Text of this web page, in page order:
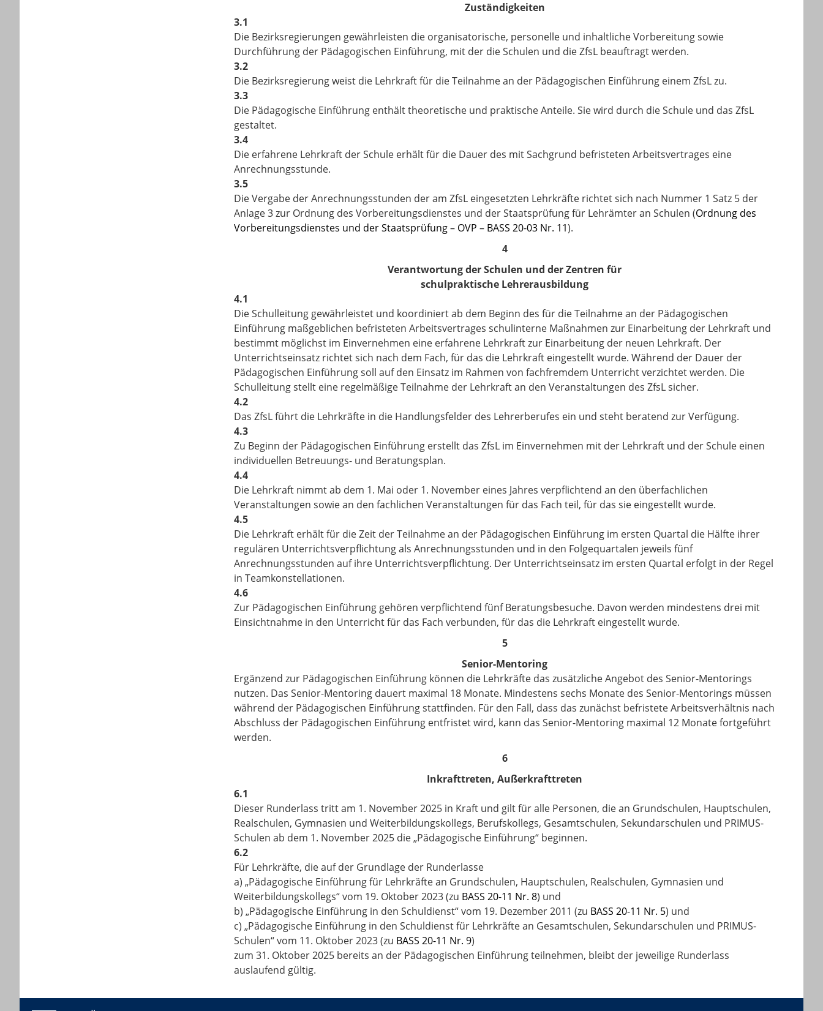
Zuständigkeiten
3.1
Die Bezirksregierungen gewährleisten die organisatorische, personelle und inhaltliche Vorbereitung sowie
Durchführung der Pädagogischen Einführung, mit der die Schulen und die ZfsL beauftragt werden.
3.2
Die Bezirksregierung weist die Lehrkraft für die Teilnahme an der Pädagogischen Einführung einem ZfsL zu.
3.3
Die Pädagogische Einführung enthält theoretische und praktische Anteile. Sie wird durch die Schule und das ZfsL
gestaltet.
3.4
Die erfahrene Lehrkraft der Schule erhält für die Dauer des mit Sachgrund befristeten Arbeitsvertrages eine
Anrechnungsstunde.
3.5
Die Vergabe der Anrechnungsstunden der am ZfsL eingesetzten Lehrkräfte richtet sich nach Nummer 1 Satz 5 der
Anlage 3 zur Ordnung des Vorbereitungsdienstes und der Staatsprüfung für Lehrämter an Schulen (Ordnung des
Vorbereitungsdienstes und der Staatsprüfung – OVP – BASS 20-03 Nr. 11).
4
Verantwortung der Schulen und der Zentren für
schulpraktische Lehrerausbildung
4.1
Die Schulleitung gewährleistet und koordiniert ab dem Beginn des für die Teilnahme an der Pädagogischen
Einführung maßgeblichen befristeten Arbeitsvertrages schulinterne Maßnahmen zur Einarbeitung der Lehrkraft und
bestimmt möglichst im Einvernehmen eine erfahrene Lehrkraft zur Einarbeitung der neuen Lehrkraft. Der
Unterrichtseinsatz richtet sich nach dem Fach, für das die Lehrkraft eingestellt wurde. Während der Dauer der
Pädagogischen Einführung soll auf den Einsatz im Rahmen von fachfremdem Unterricht verzichtet werden. Die
Schulleitung stellt eine regelmäßige Teilnahme der Lehrkraft an den Veranstaltungen des ZfsL sicher.
4.2
Das ZfsL führt die Lehrkräfte in die Handlungsfelder des Lehrerberufes ein und steht beratend zur Verfügung.
4.3
Zu Beginn der Pädagogischen Einführung erstellt das ZfsL im Einvernehmen mit der Lehrkraft und der Schule einen
individuellen Betreuungs- und Beratungsplan.
4.4
Die Lehrkraft nimmt ab dem 1. Mai oder 1. November eines Jahres verpflichtend an den überfachlichen
Veranstaltungen sowie an den fachlichen Veranstaltungen für das Fach teil, für das sie eingestellt wurde.
4.5
Die Lehrkraft erhält für die Zeit der Teilnahme an der Pädagogischen Einführung im ersten Quartal die Hälfte ihrer
regulären Unterrichtsverpflichtung als Anrechnungsstunden und in den Folgequartalen jeweils fünf
Anrechnungsstunden auf ihre Unterrichtsverpflichtung. Der Unterrichtseinsatz im ersten Quartal erfolgt in der Regel
in Teamkonstellationen.
4.6
Zur Pädagogischen Einführung gehören verpflichtend fünf Beratungsbesuche. Davon werden mindestens drei mit
Einsichtnahme in den Unterricht für das Fach verbunden, für das die Lehrkraft eingestellt wurde.
5
Senior-Mentoring
Ergänzend zur Pädagogischen Einführung können die Lehrkräfte das zusätzliche Angebot des Senior-Mentorings
nutzen. Das Senior-Mentoring dauert maximal 18 Monate. Mindestens sechs Monate des Senior-Mentorings müssen
während der Pädagogischen Einführung stattfinden. Für den Fall, dass das zunächst befristete Arbeitsverhältnis nach
Abschluss der Pädagogischen Einführung entfristet wird, kann das Senior-Mentoring maximal 12 Monate fortgeführt
werden.
6
Inkrafttreten, Außerkrafttreten
6.1
Dieser Runderlass tritt am 1. November 2025 in Kraft und gilt für alle Personen, die an Grundschulen, Hauptschulen,
Realschulen, Gymnasien und Weiterbildungskollegs, Berufskollegs, Gesamtschulen, Sekundarschulen und PRIMUS-
Schulen ab dem 1. November 2025 die „Pädagogische Einführung“ beginnen.
6.2
Für Lehrkräfte, die auf der Grundlage der Runderlasse
a) „Pädagogische Einführung für Lehrkräfte an Grundschulen, Hauptschulen, Realschulen, Gymnasien und
Weiterbildungskollegs“ vom 19. Oktober 2023 (zu BASS 20-11 Nr. 8) und
b) „Pädagogische Einführung in den Schuldienst“ vom 19. Dezember 2011 (zu BASS 20-11 Nr. 5) und
c) „Pädagogische Einführung in den Schuldienst für Lehrkräfte an Gesamtschulen, Sekundarschulen und PRIMUS-
Schulen“ vom 11. Oktober 2023 (zu BASS 20-11 Nr. 9)
zum 31. Oktober 2025 bereits an der Pädagogischen Einführung teilnehmen, bleibt der jeweilige Runderlass
auslaufend gültig.